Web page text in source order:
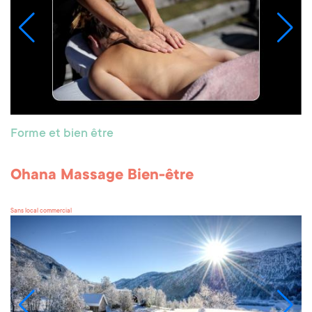
Forme et bien être
Ohana Massage Bien-être
Sans local commercial